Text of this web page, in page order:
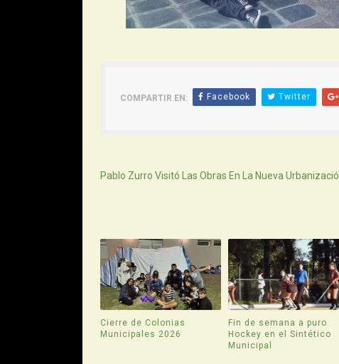
COMPARTIR EN: Facebook Twitter
Pablo Zurro Visitó Las Obras En La Nueva
Cierre de Colonias
Municipales 2026
Fin de semana a puro
Hockey en el Sintético
Municipal